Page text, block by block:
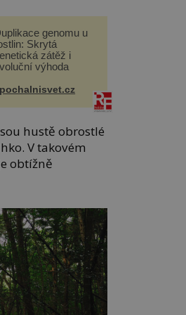
genomu u
Skrytá
zátěž i
výhoda
hustě obrostlé
V takovém
obtížně